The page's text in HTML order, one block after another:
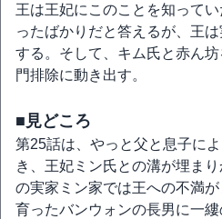
王は王妃にこのことを知って
ったばかりだと答えるが、王
する。そして、キム氏と赤ん
門排除に動き出す。
■見どころ
第25話は、やっと父と息子に
き、王妃ミン氏との溝が埋ま
の実家ミン家では王への不満
育ったバンウォンの長男に一